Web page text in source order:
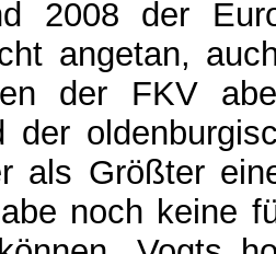
2008 der
angetan,
der FKV
der
als Größter
noch keine